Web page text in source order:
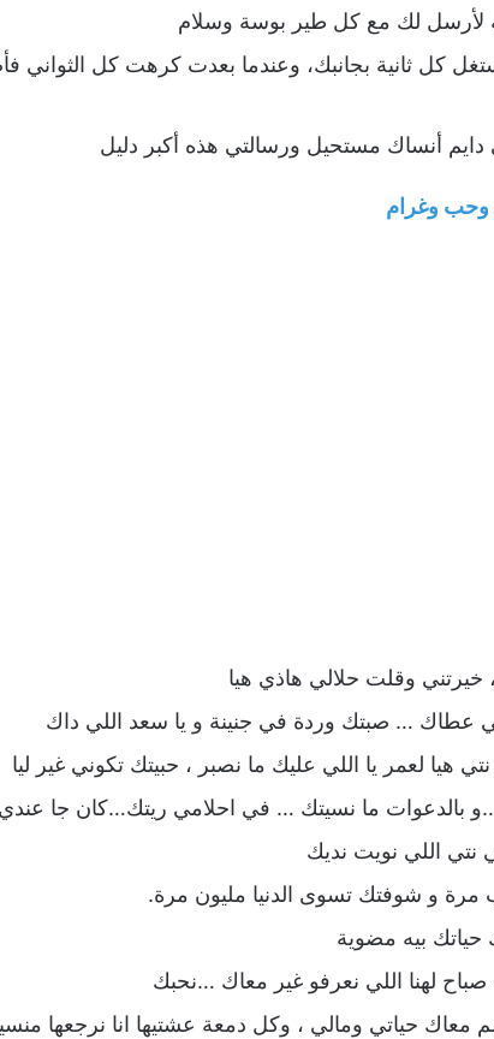
لأرسل لك مع كل طير بوسة وسلام
كل ثانية بجانبك، وعندما بعدت كرهت كل الثواني
دايم أنساك مستحيل ورسالتي هذه أكبر دليل
خيرتني وقلت حلالي هاذي هيا
عطاك … صبتك وردة في جنينة و يا سعد اللي داك
هيا لعمر يا اللي عليك ما نصبر ، حبيتك تكوني غير ليا
بالدعوات ما نسيتك … في احلامي ريتك…كان جا
نتي اللي نويت نديك
مرة و شوفتك تسوى الدنيا مليون مرة.
حياتك بيه مضوية
لهنا اللي نعرفو غير معاك …نحبك
معاك حياتي ومالي ، وكل دمعة عشتيها انا نرجعها